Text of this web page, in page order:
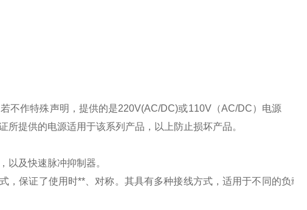
不作特殊声明，提供的是220V(AC/DC)或110V（AC/DC）电源
所提供的电源适用于该系列产品，以上防止损坏产品。
以及快速脉冲抑制器。
保证了使用时**、对称。其具有多种接线方式，适用于不同的负载